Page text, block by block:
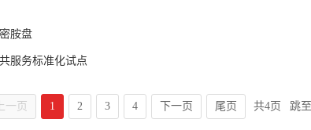
胺盘
服务标准化试点
上一页 1 2 3 4 下一页 尾页 共4页 跳至